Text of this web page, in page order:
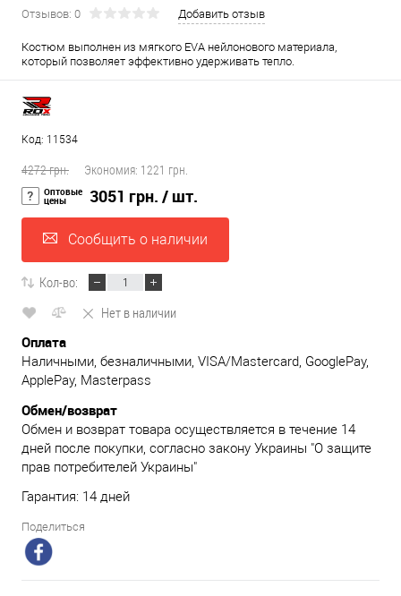
Отзывов: 0 Добавить отзыв
Костюм выполнен из мягкого EVA нейлонового материала,
который позволяет эффективно удерживать тепло.
Код: 11534
4272 грн. Экономия: 1221 грн.
Оптовые
цены 3051 грн. / шт.
Сообщить о наличии
Кол-во:
Нет в наличии
Оплата
Наличными, безналичными, VISA/Mastercard, GooglePay,
ApplePay, Masterpass
Обмен/возврат
Обмен и возврат товара осуществляется в течение 14
дней после покупки, согласно закону Украины "О защите
прав потребителей Украины"
Гарантия: 14 дней
Поделиться